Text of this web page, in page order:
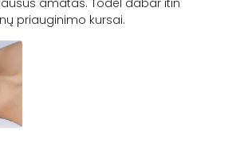
amatas. Todėl dabar itin
priauginimo kursai.